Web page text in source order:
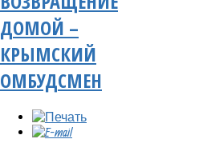
ДОМОЙ –
КРЫМСКИЙ
ОМБУДСМЕН